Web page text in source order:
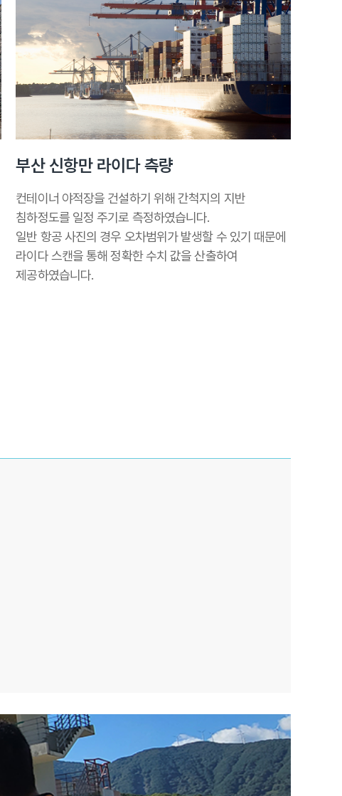
부산 신항만 라이다 측량
컨테이너 야적장을 건설하기 위해 간척지의 지반
침하정도를 일정 주기로 측정하였습니다.
일반 항공 사진의 경우 오차범위가 발생할 수 있기 때문에
라이다 스캔을 통해 정확한 수치 값을 산출하여
제공하였습니다.